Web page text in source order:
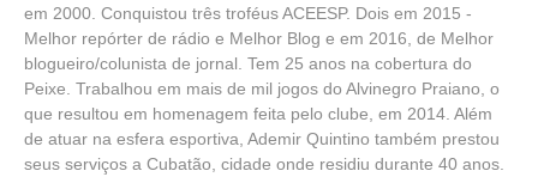
em 2000. Conquistou três troféus ACEESP. Dois em 2015 -
Melhor repórter de rádio e Melhor Blog e em 2016, de Melhor
blogueiro/colunista de jornal. Tem 25 anos na cobertura do
Peixe. Trabalhou em mais de mil jogos do Alvinegro Praiano, o
que resultou em homenagem feita pelo clube, em 2014. Além
de atuar na esfera esportiva, Ademir Quintino também prestou
seus serviços a Cubatão, cidade onde residiu durante 40 anos.